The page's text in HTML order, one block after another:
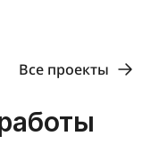
Все проекты